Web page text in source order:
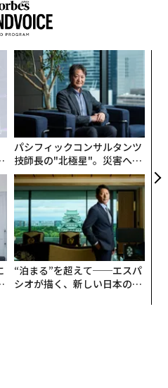
み物で溢れていた。店内で
一つだった。他の売り場が
過去に取り残されているよ
語る。
パシフィックコンサルタンツ
技師長の"北極星"。災害への
無力感を乗り越え見つけた、
防災一筋20年の答え
“泊まる”を超えて──エスパ
シオが描く、新しい日本のラ